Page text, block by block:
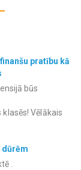
pratību kā
būs
Vēlākais
dūrēm
.